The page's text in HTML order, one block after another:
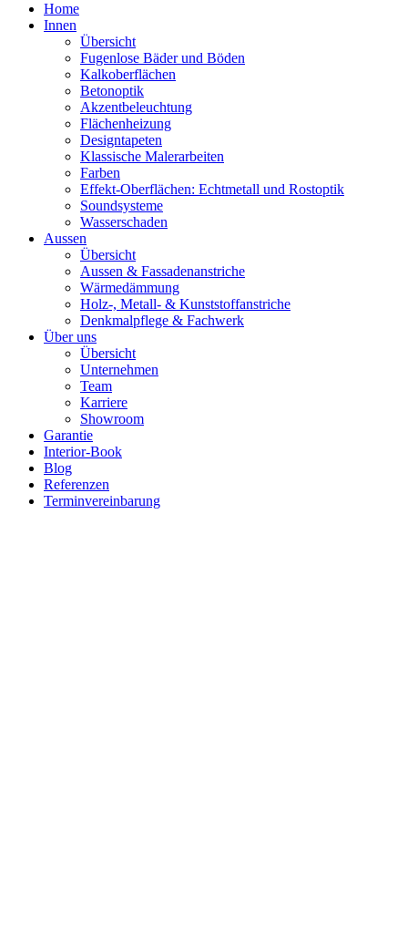
Home
Innen
Übersicht
Fugenlose Bäder und Böden
Kalkoberflächen
Betonoptik
Akzentbeleuchtung
Flächenheizung
Designtapeten
Klassische Malerarbeiten
Farben
Effekt-Oberflächen: Echtmetall und Rostoptik
Soundsysteme
Wasserschaden
Aussen
Übersicht
Aussen & Fassadenanstriche
Wärmedämmung
Holz-, Metall- & Kunststoffanstriche
Denkmalpflege & Fachwerk
Über uns
Übersicht
Unternehmen
Team
Karriere
Showroom
Garantie
Interior-Book
Blog
Referenzen
Terminvereinbarung